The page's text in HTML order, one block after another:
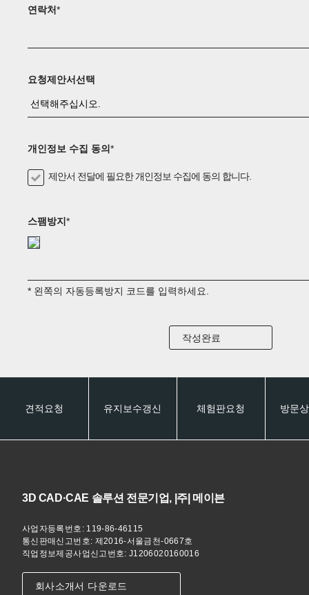
연락처*
요청제안서선택
개인정보 수집 동의*
제안서 전달에 필요한 개인정보 수집에 동의 합니다.
스팸방지 *
* 왼쪽의 자동등록방지 코드를 입력하세요.
견적요청 유지보수갱신 체험판요청 방문
3D CAD·CAE 솔루션 전문기업, |주| 메이븐
사업자등록번호: 119-86-46115
통신판매신고번호: 제2016-서울금천-0667호
직업정보제공사업신고번호: J1206020160016
회사소개서 다운로드